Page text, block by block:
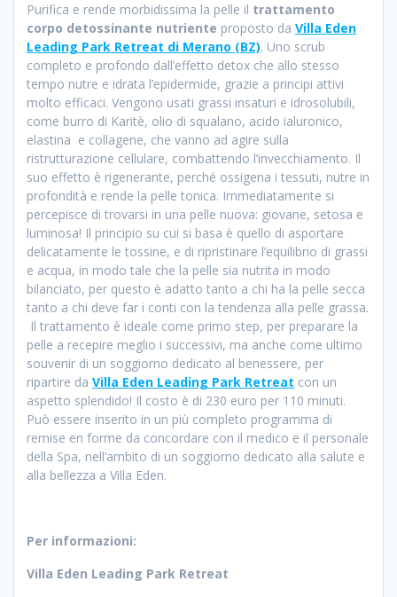
Purifica e rende morbidissima la pelle il trattamento
corpo detossinante nutriente proposto da Villa Eden
Leading Park Retreat di Merano (BZ). Uno scrub
completo e profondo dall’effetto detox che allo stesso
tempo nutre e idrata l’epidermide, grazie a principi attivi
molto efficaci. Vengono usati grassi insaturi e idrosolubili,
come burro di Karitè, olio di squalano, acido ialuronico,
elastina e collagene, che vanno ad agire sulla
ristrutturazione cellulare, combattendo l’invecchiamento. Il
suo effetto è rigenerante, perché ossigena i tessuti, nutre in
profondità e rende la pelle tonica. Immediatamente si
percepisce di trovarsi in una pelle nuova: giovane, setosa e
luminosa! Il principio su cui si basa è quello di asportare
delicatamente le tossine, e di ripristinare l’equilibrio di grassi
e acqua, in modo tale che la pelle sia nutrita in modo
bilanciato, per questo è adatto tanto a chi ha la pelle secca
tanto a chi deve far i conti con la tendenza alla pelle grassa.
Il trattamento è ideale come primo step, per preparare la
pelle a recepire meglio i successivi, ma anche come ultimo
souvenir di un soggiorno dedicato al benessere, per
ripartire da Villa Eden Leading Park Retreat con un
aspetto splendido! Il costo è di 230 euro per 110 minuti.
Può essere inserito in un più completo programma di
remise en forme da concordare con il medico e il personale
della Spa, nell’ambito di un soggiorno dedicato alla salute e
alla bellezza a Villa Eden.
Per informazioni:
Villa Eden Leading Park Retreat